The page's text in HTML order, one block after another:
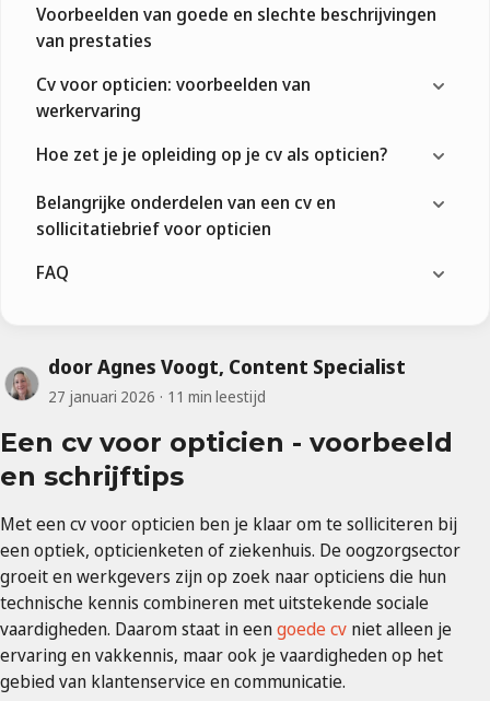
door Agnes Voogt, Content Specialist
27 januari 2026 11 min leestijd
Een cv voor opticien - voorbeeld
en schrijftips
Met een cv voor opticien ben je klaar om te solliciteren bij
een optiek, opticienketen of ziekenhuis. De oogzorgsector
groeit en werkgevers zijn op zoek naar opticiens die hun
technische kennis combineren met uitstekende sociale
vaardigheden. Daarom staat in eengoede cv niet alleen je
ervaring en vakkennis, maar ook je vaardigheden op het
gebied van klantenservice en communicatie.
Voorbeelden van goede en slechte beschrijvingen
van prestaties
Cv voor opticien: voorbeelden van
werkervaring
Hoe zet je je opleiding op je cv als opticien?
Belangrijke onderdelen van een cv en
sollicitatiebrief voor opticien
FAQ